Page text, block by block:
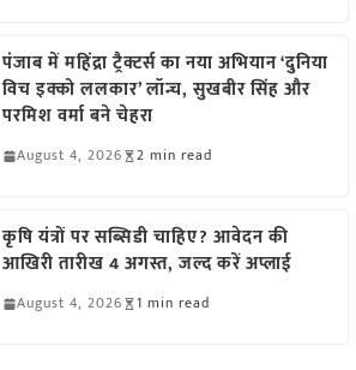
पंजाब में महिंद्रा ट्रैक्टर्स का नया अभियान ‘दुनिया
विच इक्को ललकार’ लॉन्च, सुखबीर सिंह और
परमिश वर्मा बने चेहरा
August 4, 2026 2 min read
कृषि यंत्रों पर सब्सिडी चाहिए? आवेदन की
आखिरी तारीख 4 अगस्त, जल्द करें अप्लाई
August 4, 2026 1 min read